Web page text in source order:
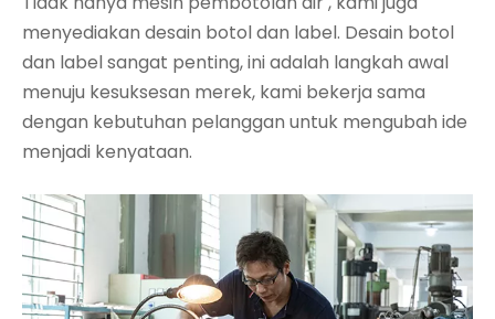
menyediakan desain botol dan label. Desain botol
dan label sangat penting, ini adalah langkah awal
menuju kesuksesan merek, kami bekerja sama
dengan kebutuhan pelanggan untuk mengubah ide
menjadi kenyataan.